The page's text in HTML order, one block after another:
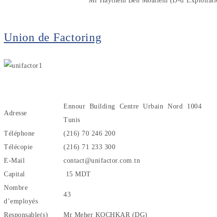
Union de Factoring
Adresse
Ennour Building Centre Urbain Nord 1004
Tunis
Téléphone
(216) 70 246 200
Télécopie
(216) 71 233 300
E-Mail
contact@unifactor.com.tn
Capital
15 MDT
Nombre
d’employés
43
Responsable(s) Mr Meher KOCHKAR (DG)